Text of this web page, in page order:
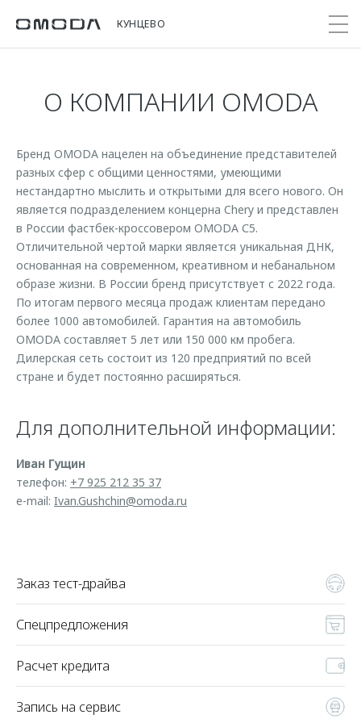
КУНЦЕВО
Модели
C5
от 2 299 000 ₽*
C7
от 2 739 000 ₽*
Покупателям
Выбор и покупка
Сравнить комплектации
Записаться на тест-драйв
Cпецпредложения
Прайс-листы
OMODA Лизинг
Кредит и страхование
Кредитные программы
Страхование
Аксессуары
Одежда и сувениры
Оригинальные аксессуары
Запчасти
Владельцам
Сервис
Записаться на сервис
Кузовной ремонт
Сервисные акции
Поддержка
Помощь на дороге
Гарантия
Дополнительная техническая поддержка
Руководства по эксплуатации
O&J Автоклуб
Клуб владельцев OMODA
Приложение O&J
Мир OMODA
О бренде
Новости
Онлайн-сервисы
Приложение O&J
Клуб владельцев OMODA
Бренд JAECOO
Правовая информация
Обратная связь
О КОМПАНИИ OMODA
Бренд OMODA нацелен на объединение представителей
разных сфер с общими ценностями, умеющими
нестандартно мыслить и открытыми для всего нового. Он
является подразделением концерна Chery и представлен
в России фастбек-кроссовером OMODA С5.
Отличительной чертой марки является уникальная ДНК,
основанная на современном, креативном и небанальном
образе жизни. В России бренд присутствует с 2022 года.
По итогам первого месяца продаж клиентам передано
более 1000 автомобилей. Гарантия на автомобиль
OMODA составляет 5 лет или 150 000 км пробега.
Дилерская сеть состоит из 120 предприятий по всей
стране и будет постоянно расширяться.
Для дополнительной информации:
Иван Гущин
телефон: +7 925 212 35 37
e-mail: Ivan.Gushchin@omoda.ru
Заказ тест-драйва
Спецпредложения
Расчет кредита
Запись на сервис